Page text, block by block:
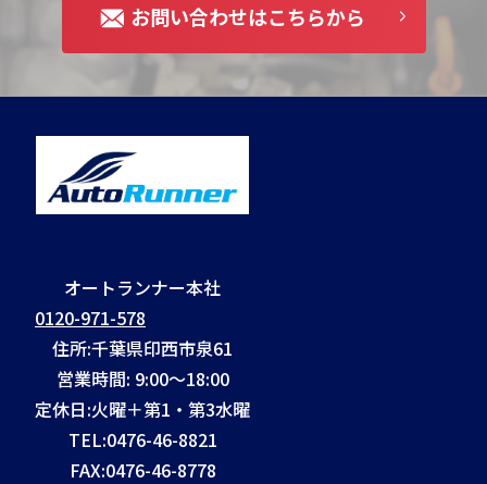
お問い合わせはこちらから
オートランナー本社
0120-971-578
住所:千葉県印西市泉61
営業時間: 9:00～18:00
定休日:火曜＋第1・第3水曜
TEL:0476-46-8821
FAX:0476-46-8778